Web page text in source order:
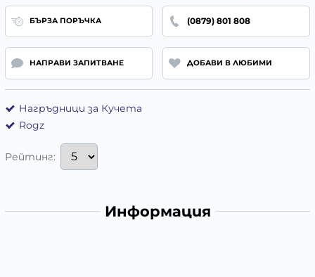
БЪРЗА ПОРЪЧКА (0879) 801 808
НАПРАВИ ЗАПИТВАНЕ ДОБАВИ В ЛЮБИМИ
Нагръдници за Кучета
Rogz
Рейтинг:
Информация